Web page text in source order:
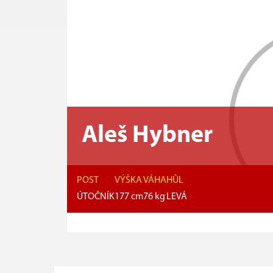
Aleš Hybner
POST
ÚTOČNÍK
VÝŠKA
177cm
VÁHA
76 kg
HŮL
LEVÁ